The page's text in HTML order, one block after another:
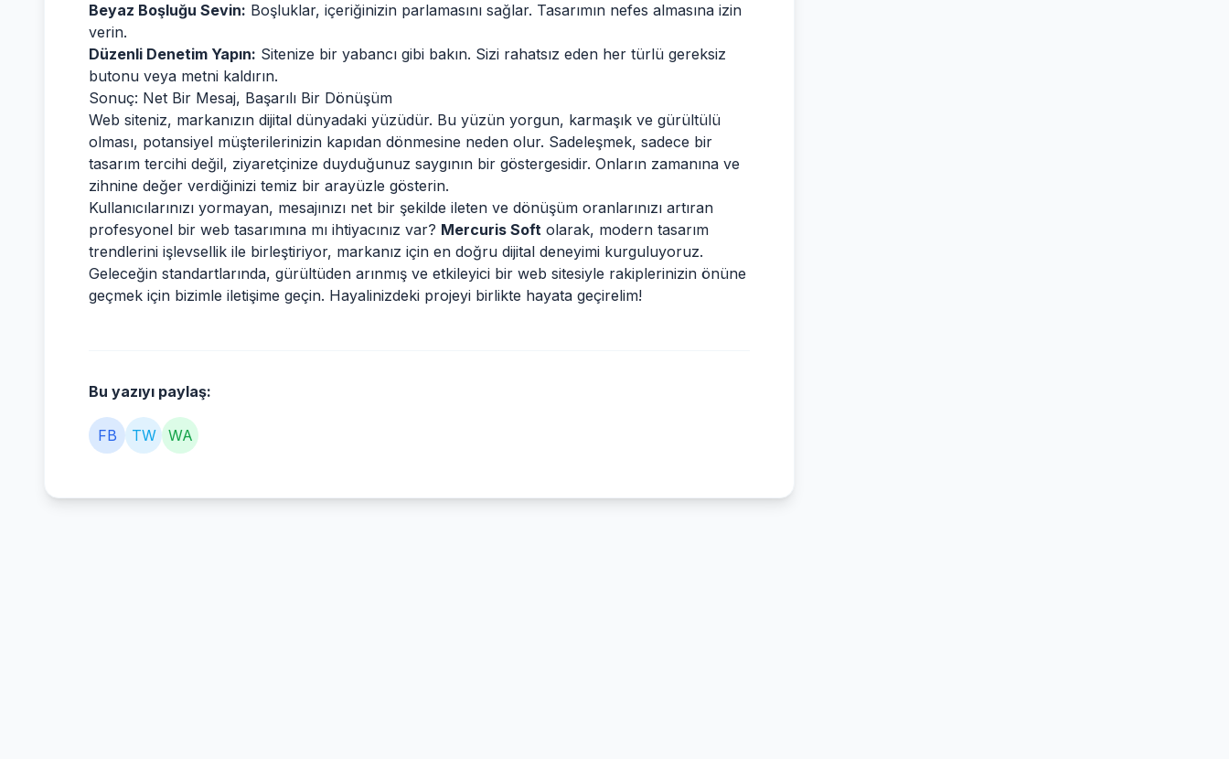
Beyaz Boşluğu Sevin: Boşluklar, içeriğinizin parlamasını sağlar. Tasarımın nefes almasına izin
verin.
Düzenli Denetim Yapın: Sitenize bir yabancı gibi bakın. Sizi rahatsız eden her türlü gereksiz
butonu veya metni kaldırın.
Sonuç: Net Bir Mesaj, Başarılı Bir Dönüşüm
Web siteniz, markanızın dijital dünyadaki yüzüdür. Bu yüzün yorgun, karmaşık ve gürültülü
olması, potansiyel müşterilerinizin kapıdan dönmesine neden olur. Sadeleşmek, sadece bir
tasarım tercihi değil, ziyaretçinize duyduğunuz saygının bir göstergesidir. Onların zamanına ve
zihnine değer verdiğinizi temiz bir arayüzle gösterin.
Kullanıcılarınızı yormayan, mesajınızı net bir şekilde ileten ve dönüşüm oranlarınızı artıran
profesyonel bir web tasarımına mı ihtiyacınız var? Mercuris Soft olarak, modern tasarım
trendlerini işlevsellik ile birleştiriyor, markanız için en doğru dijital deneyimi kurguluyoruz.
Geleceğin standartlarında, gürültüden arınmış ve etkileyici bir web sitesiyle rakiplerinizin önüne
geçmek için bizimle iletişime geçin. Hayalinizdeki projeyi birlikte hayata geçirelim!
Bu yazıyı paylaş:
FB TW WA